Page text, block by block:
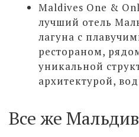
Maldives One &
лучший отель
лагуна с
рестораном,
уникальной
архитектурой,
Все же